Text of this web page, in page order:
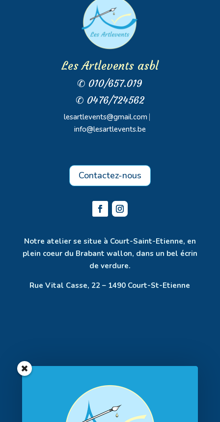
Les Artlevents asbl
✆ 010/657.019
✆ 0476/724562
lesartlevents@gmail.com ⎸
info@lesartlevents.be
Contactez-nous
Notre atelier se situe à Court-Saint-Etienne, en
plein coeur du Brabant wallon, dans un bel écrin
de verdure.
Rue Vital Casse, 22 – 1490 Court-St-Etienne